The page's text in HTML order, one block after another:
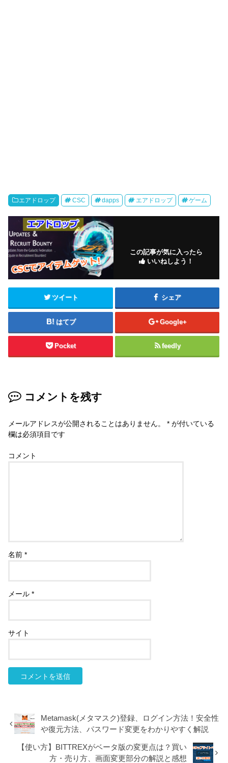
エアドロップ CSC dapps エアドロップ ゲーム
この記事が気に入ったら
いいねしよう！
ツイート シェア
はてブ Google+
Pocket feedly
コメントを残す
メールアドレスが公開されることはありません。 * が付いている
欄は必須項目です
コメント
名前*
メール*
サイト
Metamask(メタマスク)登録、ログイン方法！安全性
や復元方法、パスワード変更をわかりやすく解説
【使い方】BITTREXがベータ版の変更点は？買い
方・売り方、画面変更部分の解説と感想